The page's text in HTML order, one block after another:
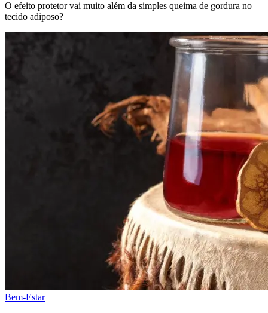
O efeito protetor vai muito além da simples queima de gordura no
tecido adiposo?
Bem-Estar